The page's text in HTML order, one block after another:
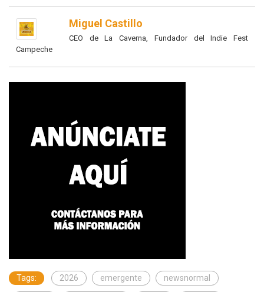
Miguel Castillo
CEO de La Caverna, Fundador del Indie Fest
Campeche
Tags: 2026 emergente newsnormal